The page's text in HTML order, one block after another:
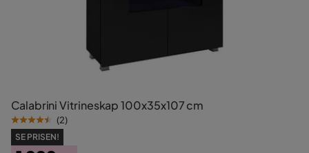
Calabrini Vitrineskap 100x35x107 cm
(2)
SE PRISEN!